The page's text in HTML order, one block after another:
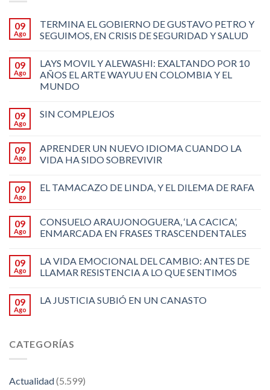
09
Ago
TERMINA EL GOBIERNO DE GUSTAVO PETRO Y
SEGUIMOS, EN CRISIS DE SEGURIDAD Y SALUD
09
Ago
LAYS MOVIL Y ALEWASHI: EXALTANDO POR 10
AÑOS EL ARTE WAYUU EN COLOMBIA Y EL
MUNDO
09
Ago
SIN COMPLEJOS
09
Ago
APRENDER UN NUEVO IDIOMA CUANDO LA
VIDA HA SIDO SOBREVIVIR
09
Ago
EL TAMACAZO DE LINDA, Y EL DILEMA DE RAFA
09
Ago
CONSUELO ARAUJONOGUERA, ‘LA CACICA’,
ENMARCADA EN FRASES TRASCENDENTALES
09
Ago
LA VIDA EMOCIONAL DEL CAMBIO: ANTES DE
LLAMAR RESISTENCIA A LO QUE SENTIMOS
09
Ago
LA JUSTICIA SUBIÓ EN UN CANASTO
CATEGORÍAS
Actualidad(5.599)